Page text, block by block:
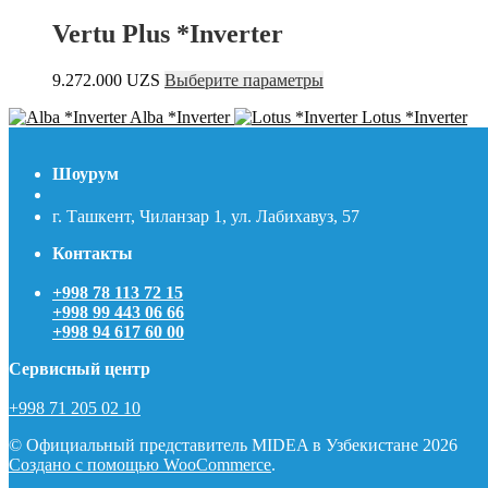
на
Vertu Plus *Inverter
9.272.000 UZS Выберите параметрыЭтот
имеет
выбрать
Alba *Inverter Lotus *Inverter
Шоурум
г. Ташкент, Чиланзар 1, ул. Лабихавуз, 57
Контакты
+998 78 113 72 15
+998 99 443 06 66
+998 94 617 60 00
Сервисный центр
+998 71 205 02 10
© Официальный представитель MIDEA в Узбекистане 2026
Создано с помощью WooCommerce.